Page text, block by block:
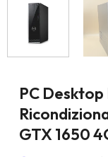
PC
GTX 1650